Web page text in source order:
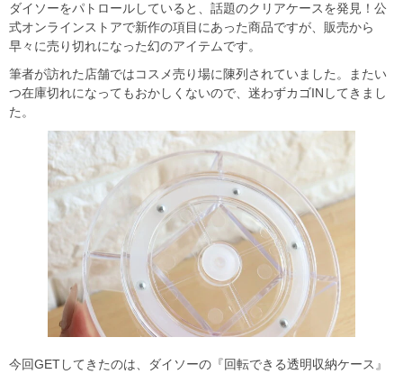
ダイソーをパトロールしていると、話題のクリアケースを発見！公
式オンラインストアで新作の項目にあった商品ですが、販売から
早々に売り切れになった幻のアイテムです。
筆者が訪れた店舗ではコスメ売り場に陳列されていました。またい
つ在庫切れになってもおかしくないので、迷わずカゴINしてきまし
た。
今回GETしてきたのは、ダイソーの『回転できる透明収納ケース』